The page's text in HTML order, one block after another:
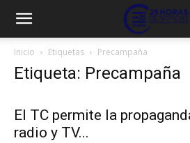
Inicio Etiquetas Precampaña
Etiqueta: Precampaña
El TC permite la
radio y TV...